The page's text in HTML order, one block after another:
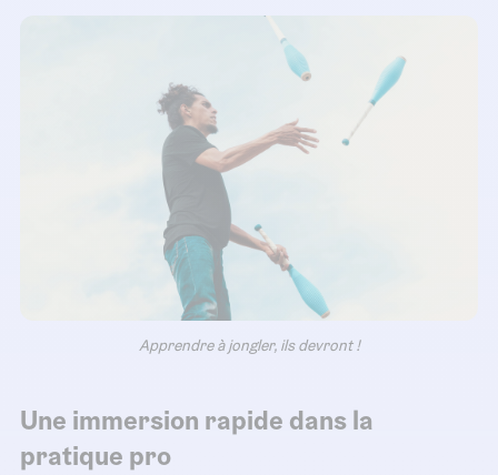
Apprendre à jongler, ils devront !
Une immersion rapide dans la
pratique pro